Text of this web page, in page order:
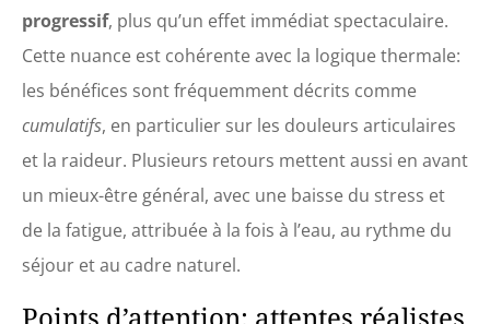
progressif, plus qu’un effet immédiat spectaculaire.
Cette nuance est cohérente avec la logique thermale:
les bénéfices sont fréquemment décrits comme
cumulatifs, en particulier sur les douleurs articulaires
et la raideur. Plusieurs retours mettent aussi en avant
un mieux-être général, avec une baisse du stress et
de la fatigue, attribuée à la fois à l’eau, au rythme du
séjour et au cadre naturel.